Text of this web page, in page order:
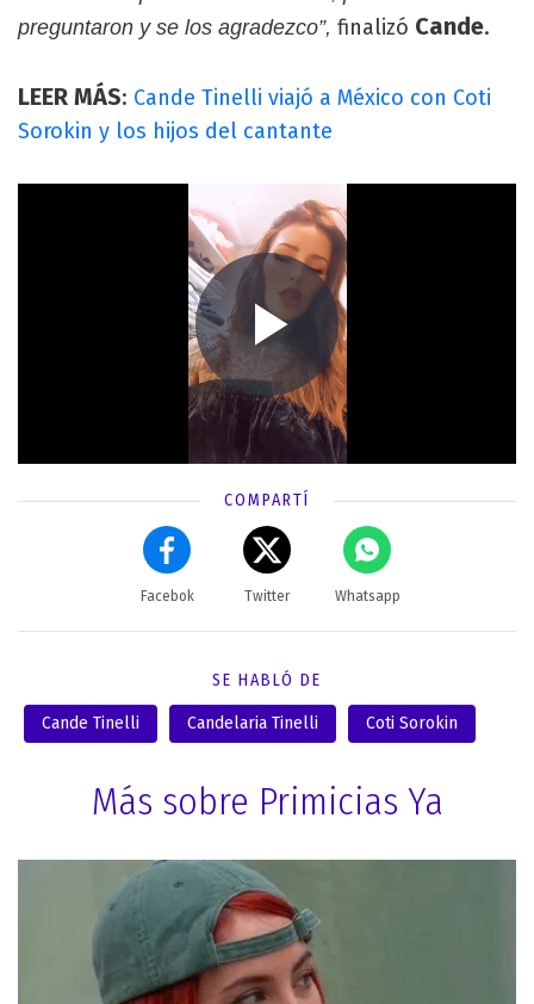
preguntaron y se los agradezco”, finalizó Cande.
LEER MÁS: Cande Tinelli viajó a México con Coti
Sorokin y los hijos del cantante
COMPARTÍ
Facebok Twitter Whatsapp
SE HABLÓ DE
Cande Tinelli Candelaria Tinelli Coti Sorokin
Más sobre Primicias Ya